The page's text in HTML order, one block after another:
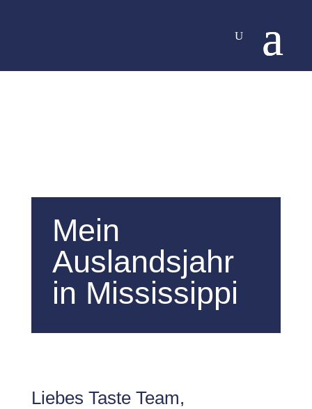
Mein
Auslandsjahr
in Mississippi
Liebes Taste Team,